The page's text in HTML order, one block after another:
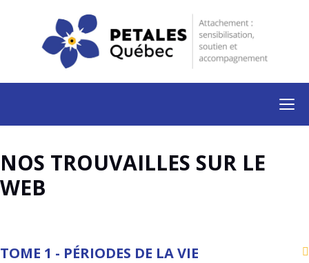
NOS TROUVAILLES SUR LE
WEB
TOME 1 - PÉRIODES DE LA VIE